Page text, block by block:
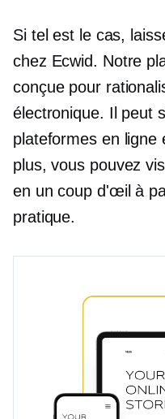
Si tel est le cas,
chez Ecwid. Notre
conçue pour
électronique. Il peut
plateformes en ligne
plus, vous pouvez
en un coup d'œil à
pratique.